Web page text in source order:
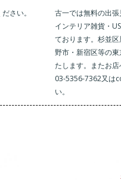
さい。
古一では無料の出
インテリア雑貨・
ております。杉並
野市・新宿区等の
たします。またお
03-5356-7362又は
い。